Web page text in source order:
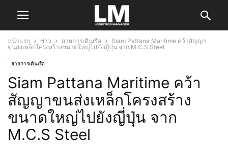
หน้าแรก ข่าว สายการเดินเรือ
Siam Pattana Maritime คว้าสัญญา
ขนส่งเหล็กโครงสร้างขนาดใหญ่ไปยังญี่ปุ่น จาก M.C.S Steel
สายการเดินเรือ
Siam Pattana Maritime คว้า
สัญญาขนส่งเหล็กโครงสร้าง
ขนาดใหญ่ไปยังญี่ปุ่น จาก
M.C.S Steel